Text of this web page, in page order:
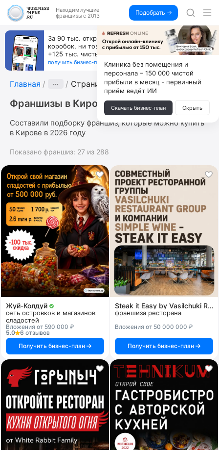
Находим лучшие
франшизы с 2013
Подобрать →
За 90 тыс. открой магазин на Авито, дома ни
коробок, ни товара, ни склада, зато каждый месяц
+125 тыс. чистыми
получить бизнес-план ↓
Главная ··· Страница 10
Франшизы в Кирове
Составили подборку франшиз, которые можно купить
в Кирове в 2026 году
Показано франшиз: 27 из 288
Жуй-Колдуй
сеть островков и магазинов
сладостей
Вложения от 590 000 ₽
5.0
6 отзывов
Получить бизнес-план
Steak it Easy by Vasilchuki Restaurant Group
франшиза ресторана
Вложения от 50 000 000 ₽
Получить бизнес-план
Клиника без помещения и
персонала – 150 000 чистой
прибыли в месяц - первичный
приём ведёт ИИ
Скачать бизнес-план Скрыть